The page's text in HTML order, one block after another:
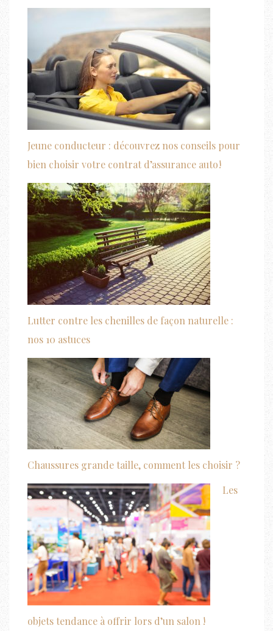
Jeune conducteur : découvrez nos conseils pour
bien choisir votre contrat d’assurance auto !
Lutter contre les chenilles de façon naturelle :
nos 10 astuces
Chaussures grande taille, comment les choisir ?
Les
objets tendance à offrir lors d’un salon !